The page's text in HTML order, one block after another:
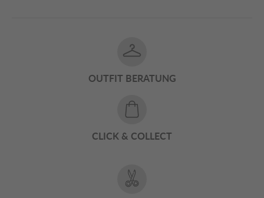
OUTFIT BERATUNG
CLICK & COLLECT